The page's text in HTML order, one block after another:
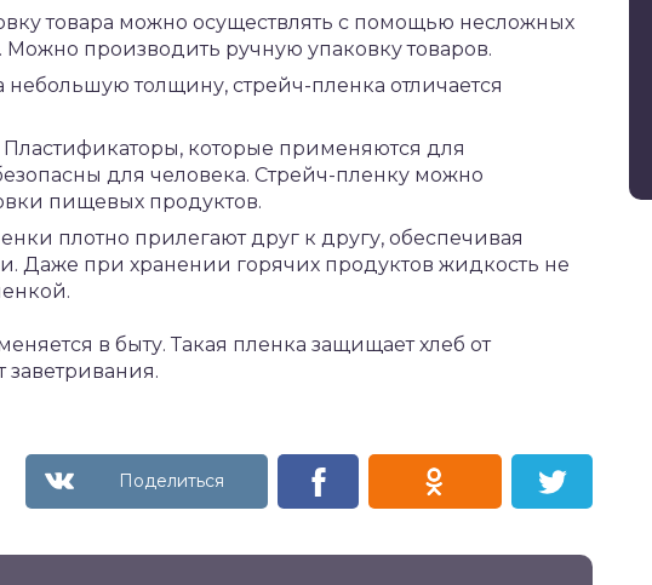
товара можно осуществлять с помощью несложных
производить ручную упаковку товаров.
небольшую толщину, стрейч-пленка отличается
Пластификаторы, которые применяются для
для человека. Стрейч-пленку можно
пищевых продуктов.
плотно прилегают друг к другу, обеспечивая
Даже при хранении горячих продуктов жидкость не
в быту. Такая пленка защищает хлеб от
заветривания.